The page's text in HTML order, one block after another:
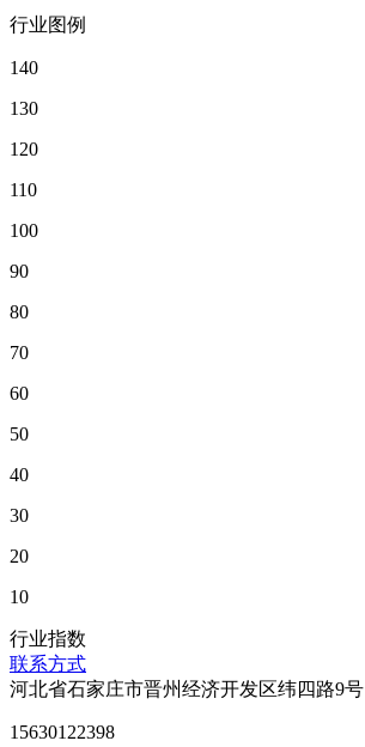
行业图例
140
130
120
110
100
90
80
70
60
50
40
30
20
10
行业指数
联系方式
河北省石家庄市晋州经济开发区纬四路9号
15630122398